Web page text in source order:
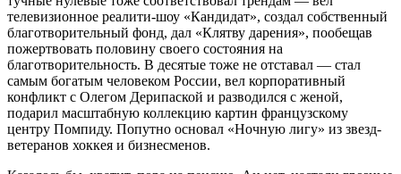
телевизионное реалити-шоу «Кандидат», создал собственный
благотворительный фонд, дал «Клятву дарения», пообещав
пожертвовать половину своего состояния на
благотворительность. В десятые тоже не отставал — стал
самым богатым человеком России, вел корпоративный
конфликт с Олегом Дерипаской и разводился с женой,
подарил масштабную коллекцию картин французскому
центру Помпиду. Попутно основал «Ночную лигу» из звезд-
ветеранов хоккея и бизнесменов.